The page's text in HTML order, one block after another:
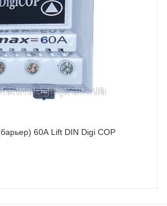
60А Lift DIN Digi COP